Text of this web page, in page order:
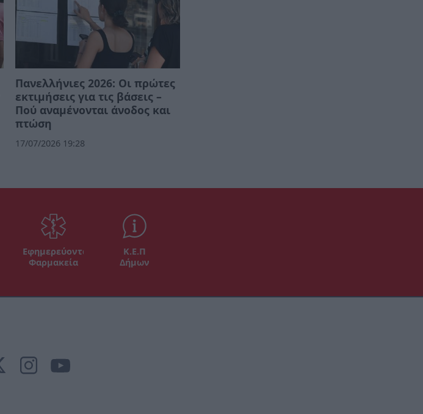
Πανελλήνιες 2026: Οι πρώτες
εκτιμήσεις για τις βάσεις –
Πού αναμένονται άνοδος και
πτώση
17/07/2026 19:28
Εφημερεύοντα
Φαρμακεία
Κ.Ε.Π
Δήμων